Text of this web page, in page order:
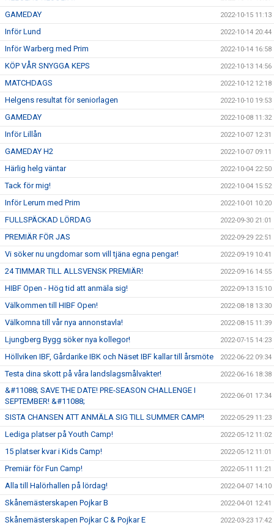
GAMEDAY 2022-10-15 11:13
Inför Lund 2022-10-14 20:44
Inför Warberg med Prim 2022-10-14 16:58
KÖP VÅR SNYGGA KEPS 2022-10-13 14:56
MATCHDAGS 2022-10-12 12:18
Helgens resultat för seniorlagen 2022-10-10 19:53
GAMEDAY 2022-10-08 11:32
Inför Lillån 2022-10-07 12:31
GAMEDAY H2 2022-10-07 09:11
Härlig helg väntar 2022-10-04 22:50
Tack för mig! 2022-10-04 15:52
Inför Lerum med Prim 2022-10-01 10:20
FULLSPÄCKAD LÖRDAG 2022-09-30 21:01
PREMIÄR FÖR JAS 2022-09-29 22:51
Vi söker nu ungdomar som vill tjäna egna pengar! 2022-09-19 10:41
24 TIMMAR TILL ALLSVENSK PREMIÄR! 2022-09-16 14:55
HIBF Open - Hög tid att anmäla sig! 2022-09-13 15:10
Välkommen till HIBF Open! 2022-08-18 13:30
Välkomna till vår nya annonstavla! 2022-08-15 11:39
Ljungberg Bygg söker nya kollegor! 2022-07-15 14:23
Höllviken IBF, Gårdarike IBK och Näset IBF kallar till årsmöte 2022-06-22 09:34
Testa dina skott på våra landslagsmålvakter! 2022-06-16 18:38
&#11088; SAVE THE DATE! PRE-SEASON CHALLENGE I
SEPTEMBER! &#11088;
2022-06-01 17:34
SISTA CHANSEN ATT ANMÄLA SIG TILL SUMMER CAMP! 2022-05-29 11:23
Lediga platser på Youth Camp! 2022-05-12 11:02
15 platser kvar i Kids Camp! 2022-05-12 11:01
Premiär för Fun Camp! 2022-05-11 11:21
Alla till Halörhallen på lördag! 2022-04-07 14:10
Skånemästerskapen Pojkar B 2022-04-01 12:41
Skånemästerskapen Pojkar C & Pojkar E 2022-03-23 17:42